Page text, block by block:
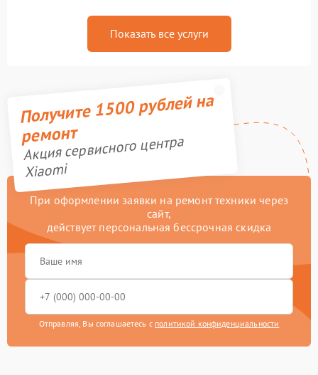
Показать все услуги
Получите 1500 рублей на
ремонт
Акция сервисного центра
Xiaomi
При оформлении заявки на ремонт техники через
сайт,
действует персональная бессрочная скидка
Отправляя, Вы соглашаетесь с политикой конфиденциальности